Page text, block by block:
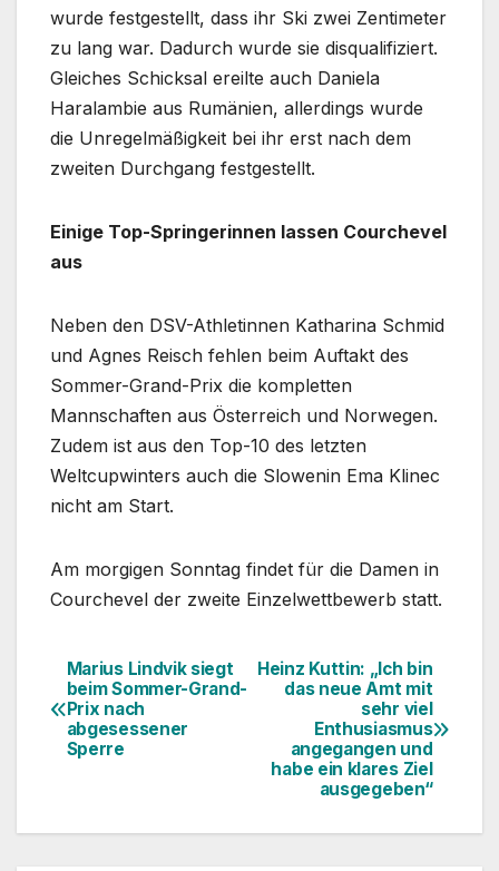
wurde festgestellt, dass ihr Ski zwei Zentimeter
zu lang war. Dadurch wurde sie disqualifiziert.
Gleiches Schicksal ereilte auch Daniela
Haralambie aus Rumänien, allerdings wurde
die Unregelmäßigkeit bei ihr erst nach dem
zweiten Durchgang festgestellt.
Einige Top-Springerinnen lassen Courchevel
aus
Neben den DSV-Athletinnen Katharina Schmid
und Agnes Reisch fehlen beim Auftakt des
Sommer-Grand-Prix die kompletten
Mannschaften aus Österreich und Norwegen.
Zudem ist aus den Top-10 des letzten
Weltcupwinters auch die Slowenin Ema Klinec
nicht am Start.
Am morgigen Sonntag findet für die Damen in
Courchevel der zweite Einzelwettbewerb statt.
Beitragsnavigation
Heinz Kuttin: „Ich bin
das neue Amt mit
sehr viel
Enthusiasmus
angegangen und
habe ein klares Ziel
ausgegeben“
Marius Lindvik siegt
beim Sommer-Grand-
Prix nach
abgesessener
Sperre